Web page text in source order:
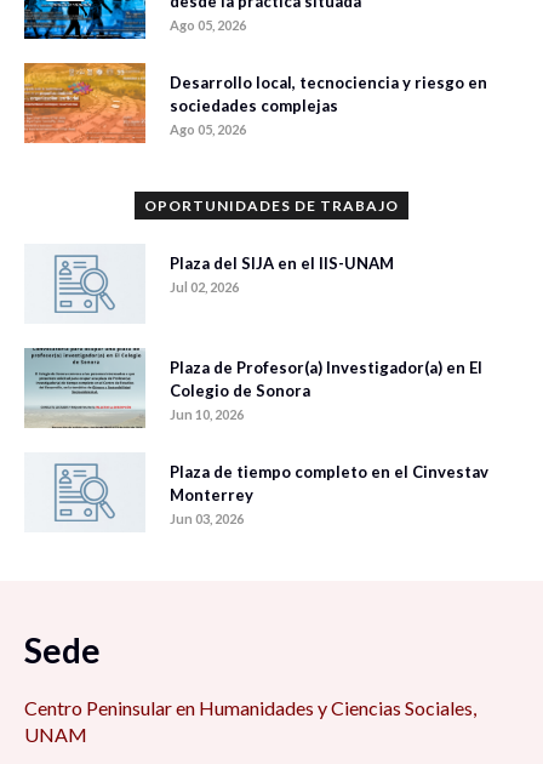
Ago 05, 2026
Desarrollo local, tecnociencia y riesgo en
sociedades complejas
Ago 05, 2026
OPORTUNIDADES DE TRABAJO
Plaza del SIJA en el IIS-UNAM
Jul 02, 2026
Plaza de Profesor(a) Investigador(a) en El
Colegio de Sonora
Jun 10, 2026
Plaza de tiempo completo en el Cinvestav
Monterrey
Jun 03, 2026
Sede
Centro Peninsular en Humanidades y Ciencias Sociales,
UNAM